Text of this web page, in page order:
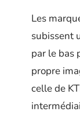
Les
subissent
par le bas
propre
celle de